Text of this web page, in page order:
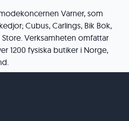
Varner, som
Cubus, Carlings, Bik Bok,
Verksamheten omfattar
1200 fysiska butiker i Norge,